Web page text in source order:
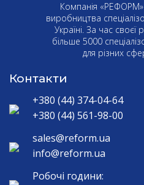
Компанія «РЕФОРМ»
виробництва
Україні. За час
більше 5000
для різних
Контакти
+380 (44) 374-04-64
+380 (44) 561-98-00
sales@reform.ua
info@reform.ua
Робочі години: